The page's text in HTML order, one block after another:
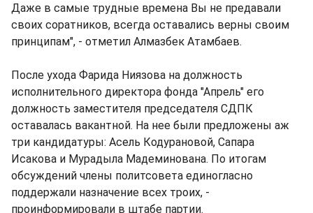
Даже в самые трудные времена Вы не предавали
своих соратников, всегда оставались верны своим
принципам", - отметил Алмазбек Атамбаев.
После ухода Фарида Ниязова на должность
исполнительного директора фонда "Апрель" его
должность заместителя председателя СДПК
оставалась вакантной. На нее были предложены аж
три кандидатуры: Асель Кодурановой, Сапара
Исакова и Мурадыла Мадеминована. По итогам
обсуждений члены политсовета единогласно
поддержали назначение всех троих, -
проинформировали в штабе партии.